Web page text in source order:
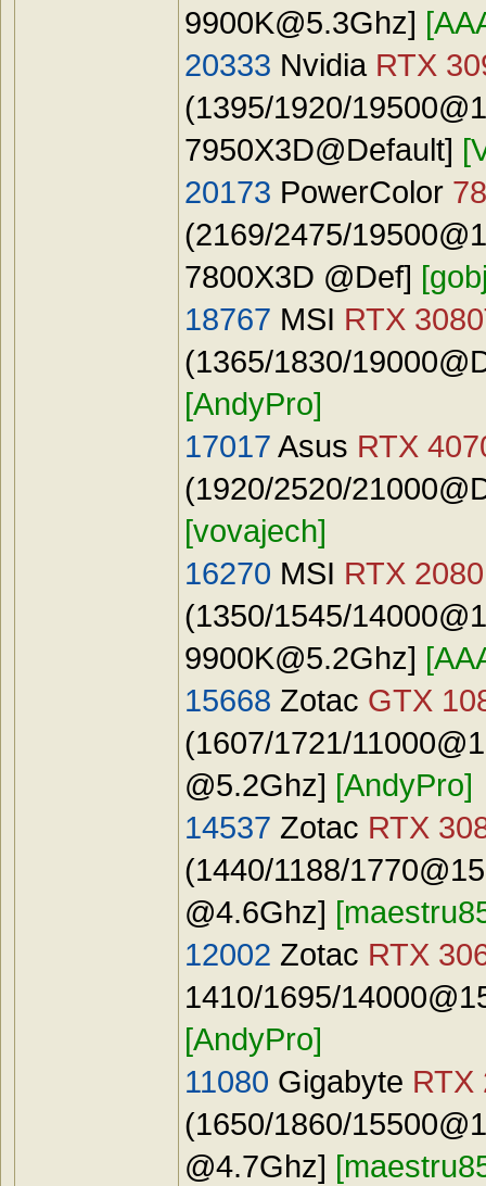
9900K@5.3Ghz]
20333 Nvidia RTX
(1395/1920/
7950X3D@Default]
20173 PowerColor
(2169/2475/
7800X3D @Def]
18767 MSI RTX
(1365/1830/
[AndyPro]
17017 Asus RTX
(1920/2520/
[vovajech]
16270 MSI RTX
(1350/1545/
9900K@5.2Ghz]
15668 Zotac GTX
(1607/1721/
@5.2Ghz] [AndyPro]
14537 Zotac RTX
(1440/1188/
@4.6Ghz]
12002 Zotac RTX
1410/1695/
[AndyPro]
11080 Gigabyte RTX
(1650/1860/
@4.7Ghz]